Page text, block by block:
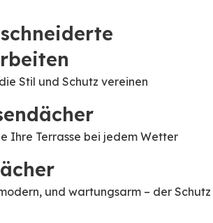
Stil und Schutz vereinen
Ihre Terrasse bei jedem Wetter
und wartungsarm – der Schutz